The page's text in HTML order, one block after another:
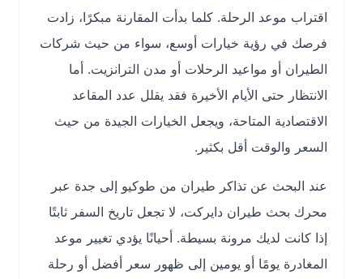
اقتراب موعد الرحلة. كلما بدأت المقارنة مبكرًا، زادت
فرصك في رؤية خيارات أوسع، سواء من حيث شركات
الطيران أو مواعيد الرحلات أو مدن الترانزيت. أما
الانتظار حتى الأيام الأخيرة فقد يقلل عدد المقاعد
الاقتصادية المتاحة، ويجعل الخيارات الجيدة من حيث
السعر والوقت أقل بكثير.
عند البحث عن تذاكر طيران من طوكيو إلى جدة عبر
محرك بحث طيران دايركت، لا تجعل تاريخ السفر ثابتًا
إذا كانت لديك مرونة بسيطة. أحيانًا يؤدي تغيير موعد
المغادرة يومًا أو يومين إلى ظهور سعر أفضل أو رحلة